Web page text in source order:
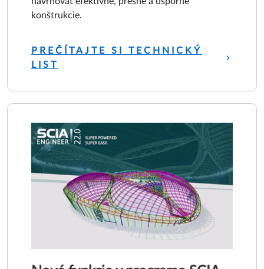
konštrukcie.
PREČÍTAJTE SI TECHNICKÝ
LIST